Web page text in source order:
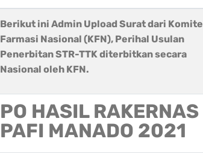
Berikut ini Admin Upload Surat dari Komite
Farmasi Nasional (KFN), Perihal Usulan
Penerbitan STR-TTK diterbitkan secara
Nasional oleh KFN.
PO HASIL RAKERNAS
PAFI MANADO 2021